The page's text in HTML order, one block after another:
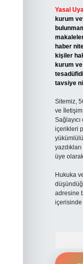
Yasal
kurum
haber
kişiler
kurum
tavsiye
Sitemiz,
ve
içerikleri
üye
Hukuka
adresine
içerisinde